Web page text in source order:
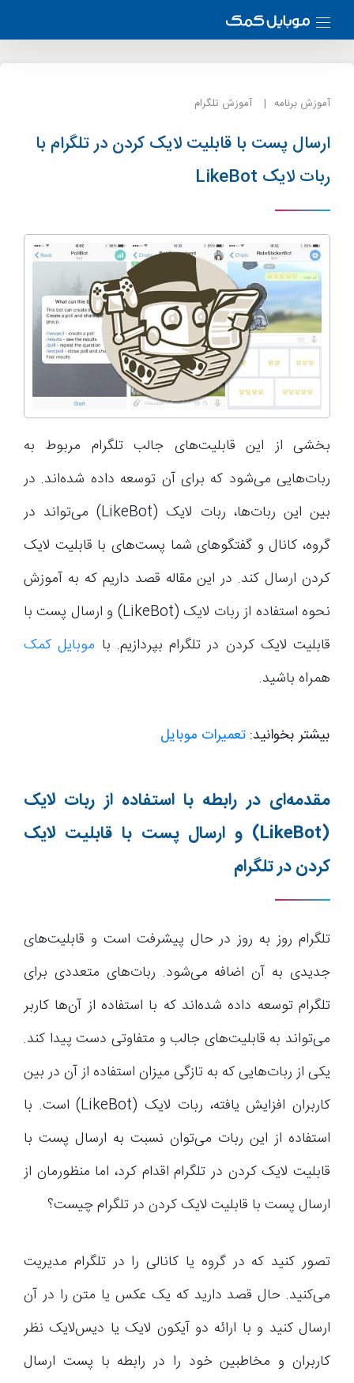
آموزش برنامه آموزش تلگرام
ارسال پست با قابلیت لایک کردن در تلگرام با
ربات لایک LikeBot
بخشی از این قابلیت‌های جالب تلگرام مربوط به
ربات‌هایی می‌شود که برای آن توسعه داده شده‌اند. در
بین این ربات‌ها، ربات لایک (LikeBot) می‌تواند در
گروه، کانال و گفتگوهای شما پست‌های با قابلیت لایک
کردن ارسال کند. در این مقاله قصد داریم که به آموزش
نحوه استفاده از ربات لایک (LikeBot) و ارسال پست با
قابلیت لایک کردن در تلگرام بپردازیم. با موبایل کمک
همراه باشید.
بیشتر بخوانید: تعمیرات موبایل
مقدمه‌ای در رابطه با استفاده از ربات لایک
(LikeBot)
و ارسال پست با قابلیت لایک
کردن در تلگرام
تلگرام روز به روز در حال پیشرفت است و قابلیت‌های
جدیدی به آن اضافه می‌شود. ربات‌های متعددی برای
تلگرام توسعه داده شده‌اند که با استفاده از آن‌ها کاربر
می‌تواند به قابلیت‌های جالب و متفاوتی دست پیدا کند.
یکی از ربات‌هایی که به تازگی میزان استفاده از آن در بین
کاربران افزایش یافته، ربات لایک (LikeBot) است. با
استفاده از این ربات می‌توان نسبت به ارسال پست با
قابلیت لایک کردن در تلگرام اقدام کرد، اما منظورمان از
ارسال پست با قابلیت لایک کردن در تلگرام چیست؟
تصور کنید که در گروه یا کانالی را در تلگرام مدیریت
می‌کنید. حال قصد دارید که یک عکس یا متن را در آن
ارسال کنید و با ارائه دو آیکون لایک یا دیس‌لایک نظر
کاربران و مخاطبین خود را در رابطه با پست ارسال